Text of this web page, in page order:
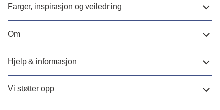
Farger, inspirasjon og veiledning
Om
Hjelp & informasjon
Vi støtter opp